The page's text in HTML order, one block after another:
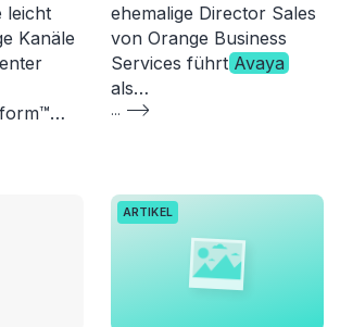
leicht
Kanäle
ehemalige Director Sales
von Orange Business
Services führt Avaya
als…
...
ARTIKEL